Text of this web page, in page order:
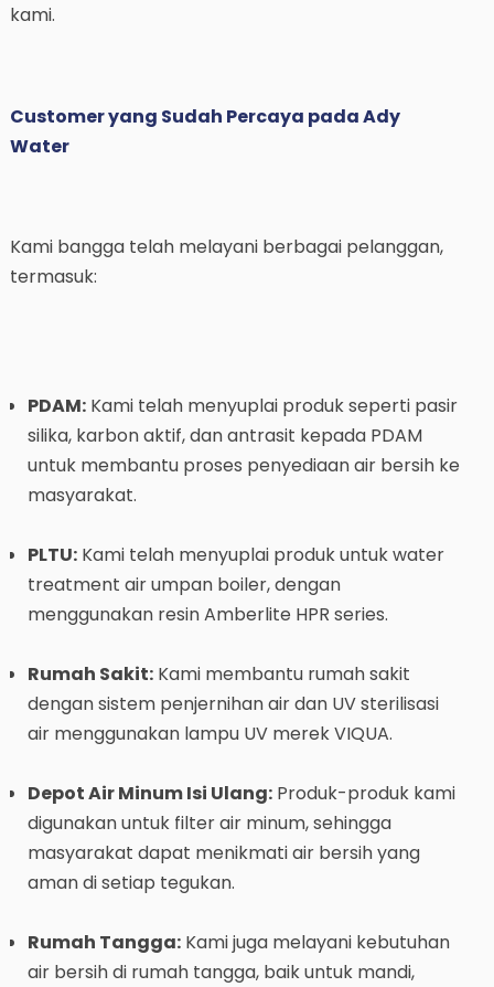
kami.
Customer yang Sudah Percaya pada Ady
Water
Kami bangga telah melayani berbagai pelanggan,
termasuk:
PDAM:Kami telah menyuplai produk seperti pasir
silika, karbon aktif, dan antrasit kepada PDAM
untuk membantu proses penyediaan air bersih ke
masyarakat.
PLTU:Kami telah menyuplai produk untuk water
treatment air umpan boiler, dengan
menggunakan resin Amberlite HPR series.
Rumah Sakit:Kami membantu rumah sakit
dengan sistem penjernihan air dan UV sterilisasi
air menggunakan lampu UV merek VIQUA.
Depot Air Minum Isi Ulang:Produk-produk kami
digunakan untuk filter air minum, sehingga
masyarakat dapat menikmati air bersih yang
aman di setiap tegukan.
Rumah Tangga:Kami juga melayani kebutuhan
air bersih di rumah tangga, baik untuk mandi,